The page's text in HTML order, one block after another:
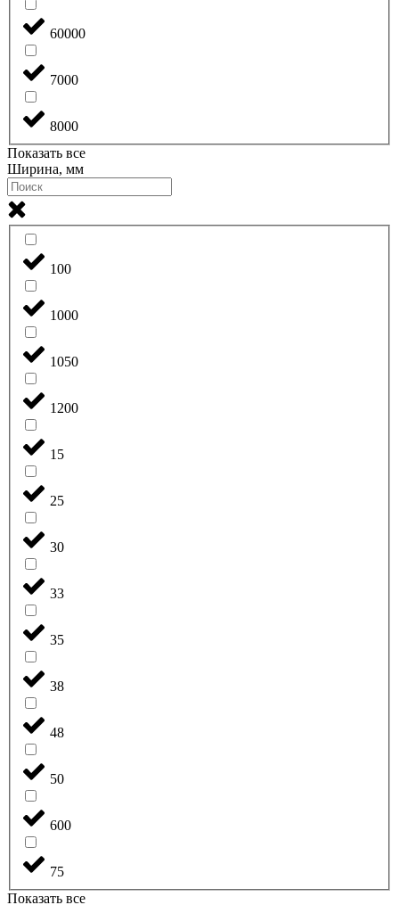
60000
7000
8000
Показать все
Ширина, мм
100
1000
1050
1200
15
25
30
33
35
38
48
50
600
75
Показать все